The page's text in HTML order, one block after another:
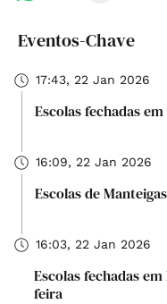
Eventos-Chave
17:43, 22 Jan 2026
Escolas fechadas
16:09, 22 Jan 2026
Escolas de
16:03, 22 Jan 2026
Escolas fechadas
feira